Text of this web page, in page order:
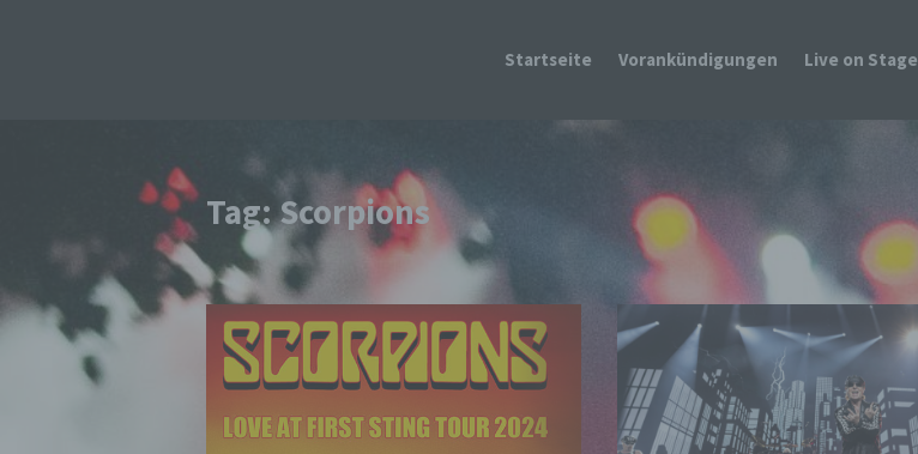
Startseite Vorankündigungen Live on Stage
Tag: Scorpions